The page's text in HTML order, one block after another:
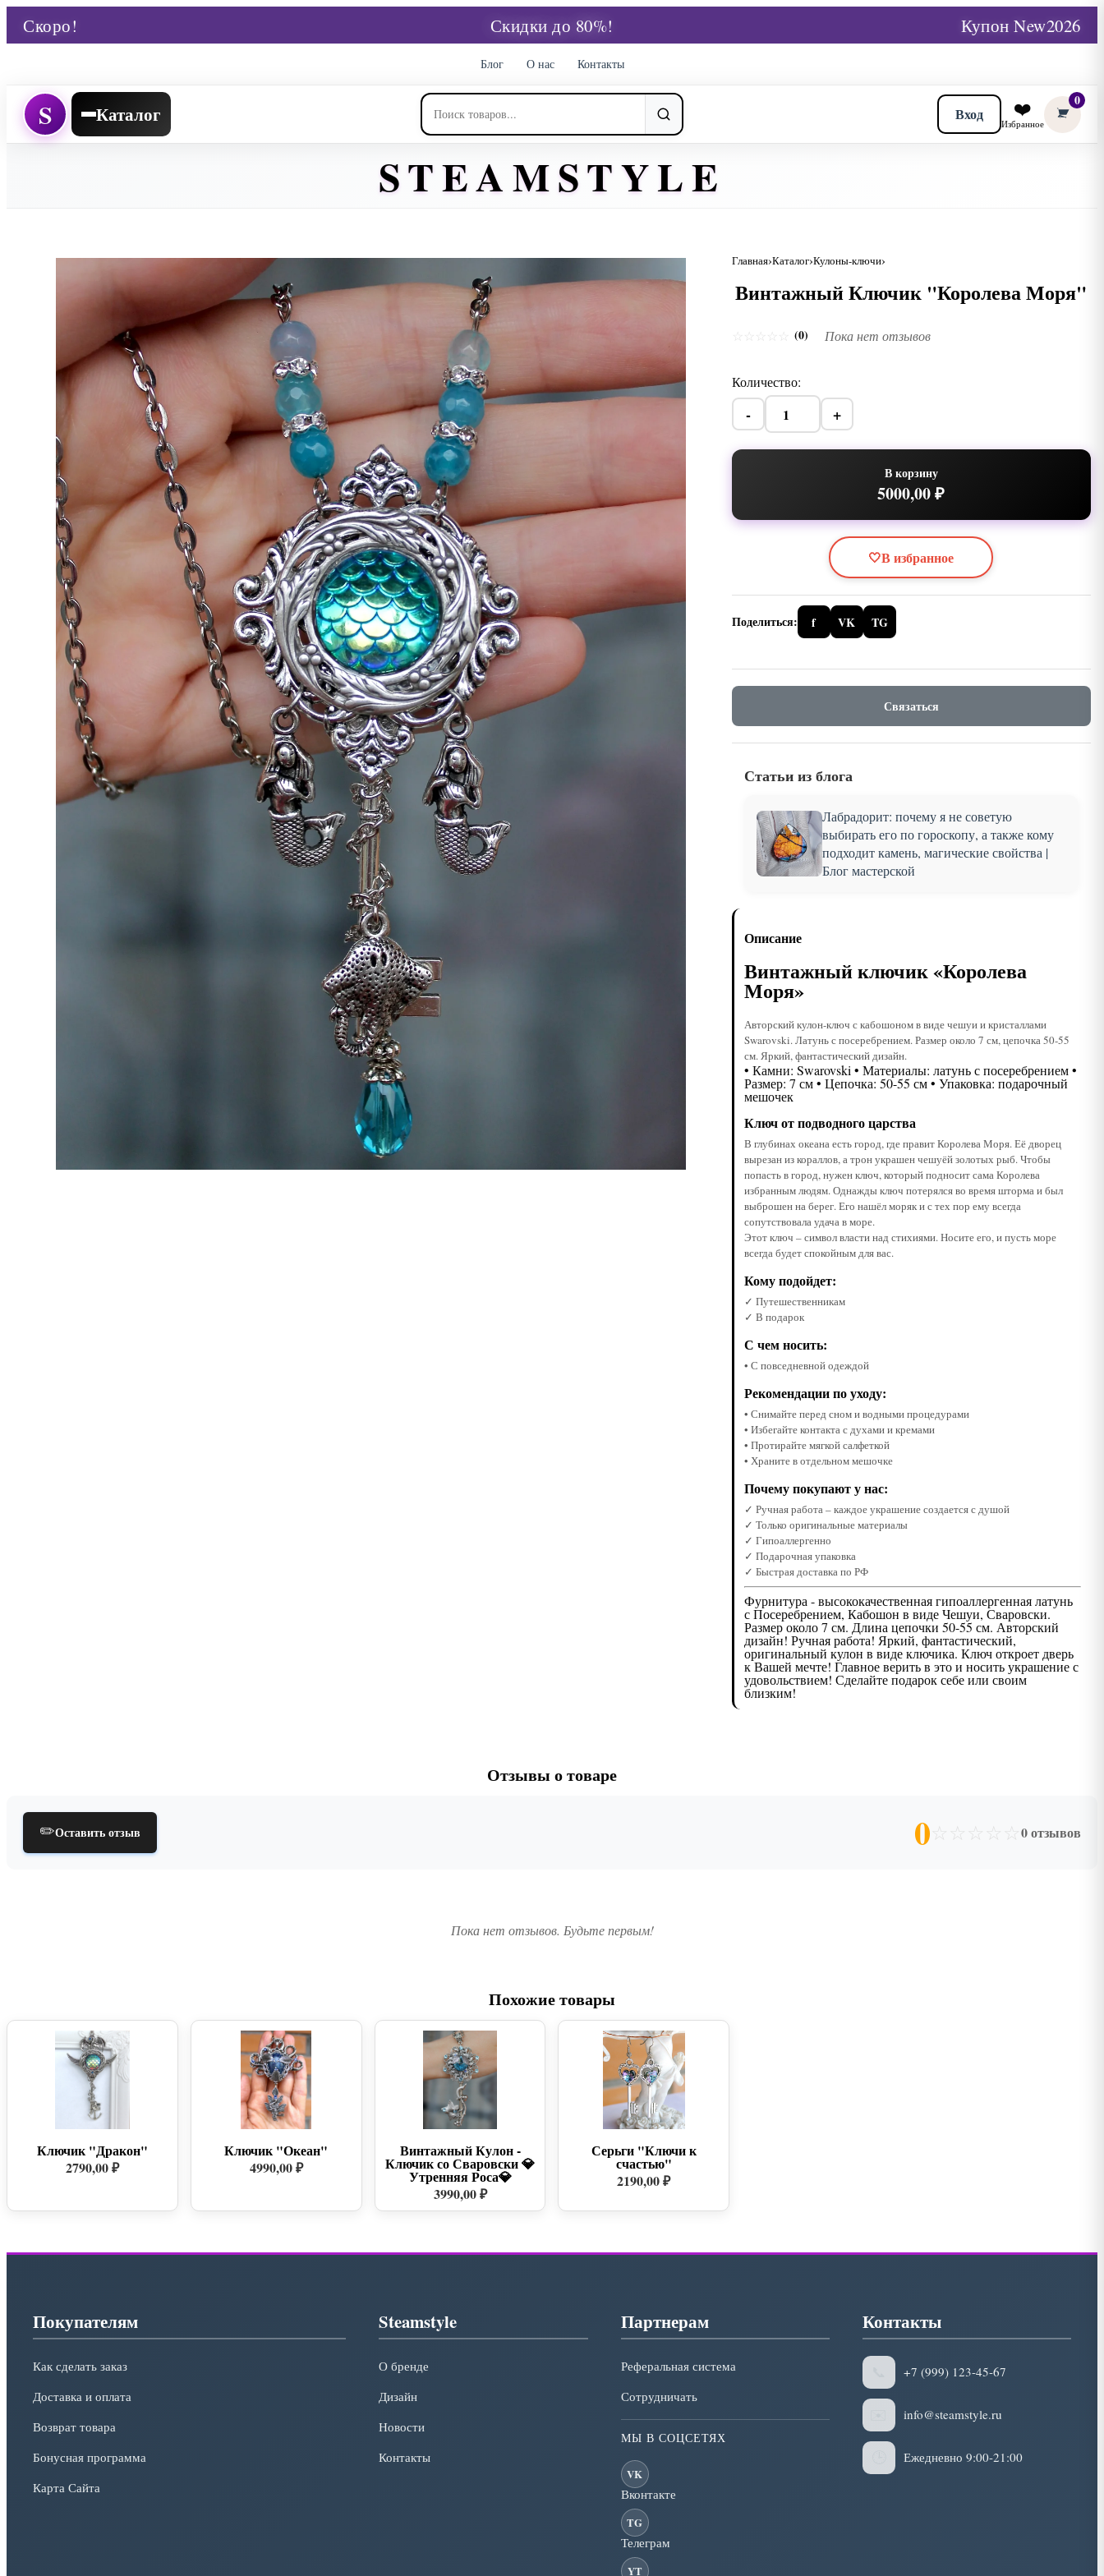
Скоро! Скидки до 80%! Купон New2026
Блог О нас Контакты
S Каталог Вход ❤️
Избранное
0
STEAMSTYLE
Главная Каталог Кулоны-ключи
Винтажный Ключик "Королева Моря"
(0) Пока нет отзывов
Количество:
- +
В корзину
5000,00 ₽
🤍В избранное
Поделиться: f VK TG
Связаться
Статьи из блога
Лабрадорит: почему я не советую
выбирать его по гороскопу, а также кому
подходит камень, магические свойства |
Блог мастерской
Описание
Винтажный ключик «Королева
Моря»
Авторский кулон-ключ с кабошоном в виде чешуи и кристаллами
Swarovski. Латунь с посеребрением. Размер около 7 см, цепочка 50-55
см. Яркий, фантастический дизайн.
• Камни: Swarovski • Материалы: латунь с посеребрением •
Размер: 7 см • Цепочка: 50-55 см • Упаковка: подарочный
мешочек
Ключ от подводного царства
В глубинах океана есть город, где правит Королева Моря. Её дворец
вырезан из кораллов, а трон украшен чешуёй золотых рыб. Чтобы
попасть в город, нужен ключ, который подносит сама Королева
избранным людям. Однажды ключ потерялся во время шторма и был
выброшен на берег. Его нашёл моряк и с тех пор ему всегда
сопутствовала удача в море.
Этот ключ – символ власти над стихиями. Носите его, и пусть море
всегда будет спокойным для вас.
Кому подойдет:
✓ Путешественникам
✓ В подарок
С чем носить:
• С повседневной одеждой
Рекомендации по уходу:
• Снимайте перед сном и водными процедурами
• Избегайте контакта с духами и кремами
• Протирайте мягкой салфеткой
• Храните в отдельном мешочке
Почему покупают у нас:
✓ Ручная работа – каждое украшение создается с душой
✓ Только оригинальные материалы
✓ Гипоаллергенно
✓ Подарочная упаковка
✓ Быстрая доставка по РФ
Фурнитура - высококачественная гипоаллергенная латунь
с Посеребрением, Кабошон в виде Чешуи, Сваровски.
Размер около 7 см. Длина цепочки 50-55 см. Авторский
дизайн! Ручная работа! Яркий, фантастический,
оригинальный кулон в виде ключика. Ключ откроет дверь
к Вашей мечте! Главное верить в это и носить украшение с
удовольствием! Сделайте подарок себе или своим
близким!
Отзывы о товаре
✏️Оставить отзыв 0 ☆ ☆ ☆ ☆ ☆ 0 отзывов
Пока нет отзывов. Будьте первым!
Похожие товары
Ключик "Дракон"
2790,00 ₽
Ключик "Океан"
4990,00 ₽
Винтажный Кулон -
Ключик со Сваровски 💎
Утренняя Роса💎
3990,00 ₽
Серьги "Ключи к
счастью"
2190,00 ₽
Покупателям
Как сделать заказ
Доставка и оплата
Возврат товара
Бонусная программа
Карта Сайта
Steamstyle
О бренде
Дизайн
Новости
Контакты
Партнерам
Реферальная система
Сотрудничать
МЫ В СОЦСЕТЯХ
VK
Вконтакте
TG
Телеграм
YT
Контакты
+7 (999) 123-45-67
info@steamstyle.ru
Ежедневно 9:00-21:00